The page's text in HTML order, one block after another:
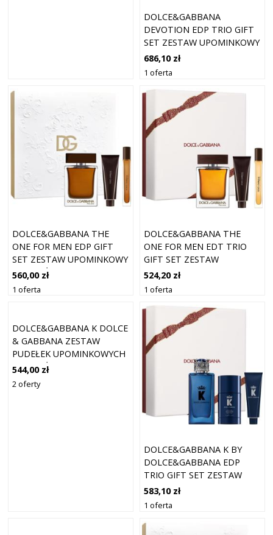
DOLCE&GABBANA
DEVOTION EDP TRIO GIFT
SET ZESTAW UPOMINKOWY
DLA KOBIET
686,10 zł
1 oferta
DOLCE&GABBANA THE
ONE FOR MEN EDP GIFT
SET ZESTAW UPOMINKOWY
DLA MĘŻCZYZN
560,00 zł
1 oferta
DOLCE&GABBANA THE
ONE FOR MEN EDT TRIO
GIFT SET ZESTAW
UPOMINKOWY DLA
MĘŻCZYZN
524,20 zł
1 oferta
DOLCE&GABBANA K DOLCE
& GABBANA ZESTAW
PUDEŁEK UPOMINKOWYCH
DLA MĘŻCZYZN II. 1 SZT
544,00 zł
2 oferty
DOLCE&GABBANA K BY
DOLCE&GABBANA EDP
TRIO GIFT SET ZESTAW
UPOMINKOWY DLA
MĘŻCZYZN
583,10 zł
1 oferta